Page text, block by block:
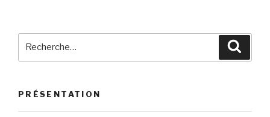
PRÉSENTATION